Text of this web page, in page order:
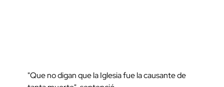
"Que no digan que la Iglesia fue la causante de